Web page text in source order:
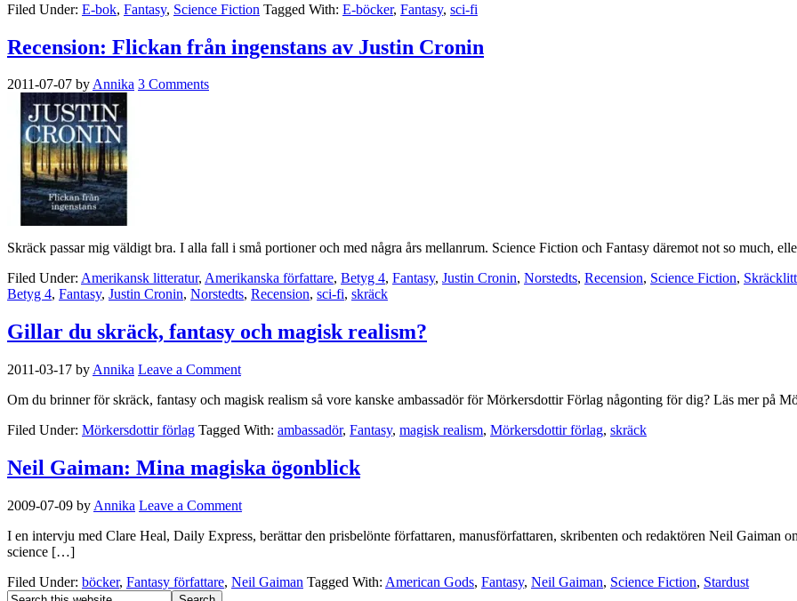
Filed Under: E-bok, Fantasy, Science Fiction Tagged With: E-böcker, Fantasy, sci-fi
Recension: Flickan från ingenstans av Justin Cronin
2011-07-07 byAnnika 3 Comments
Skräck passar mig väldigt bra. I alla fall i små portioner och med några års mellanrum. Science Fiction och Fantasy däremot not so much,
Filed Under: Amerikansk litteratur, Amerikanska författare, Betyg 4, Fantasy, Justin Cronin, Norstedts, Recension, Science Fiction,
Betyg 4, Fantasy, Justin Cronin, Norstedts, Recension, sci-fi, skräck
Gillar du skräck, fantasy och magisk realism?
2011-03-17 by Annika Leave a Comment
Om du brinner för skräck, fantasy och magisk realism så vore kanske ambassadör för Mörkersdottir Förlag någonting för dig? Läs mer på
Filed Under: Mörkersdottir förlag Tagged With: ambassadör, Fantasy, magisk realism, Mörkersdottir förlag, skräck
Neil Gaiman: Mina magiska ögonblick
2009-07-09 by Annika Leave a Comment
I en intervju med Clare Heal, Daily Express, berättar den prisbelönte författaren, manusförfattaren, skribenten och redaktören Neil Gaiman
science […]
Filed Under: böcker, Fantasy författare, Neil Gaiman Tagged With: American Gods, Fantasy, Neil Gaiman, Science Fiction, Stardust